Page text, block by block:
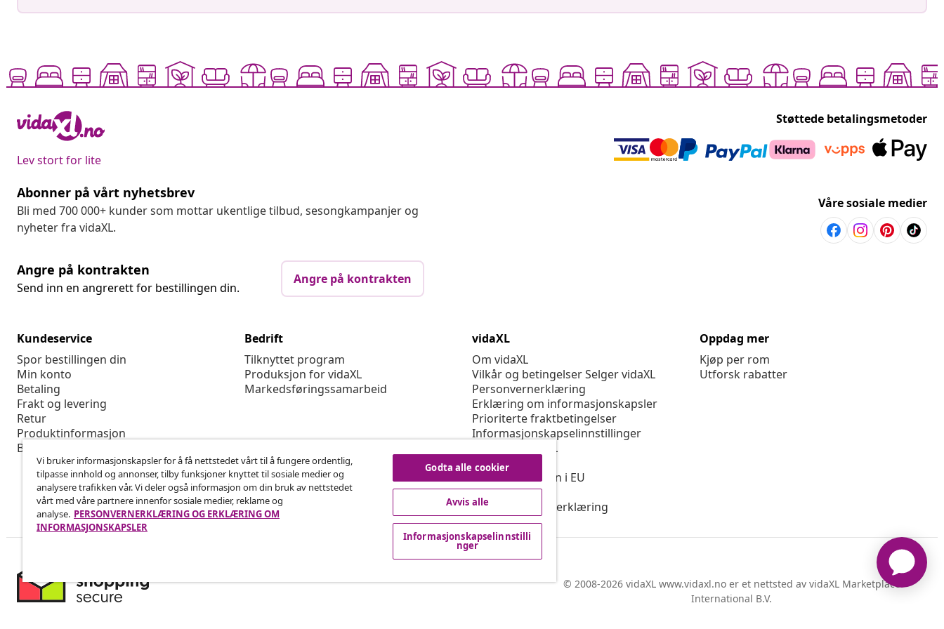
Lev stort for lite
Støttede betalingsmetoder
Abonner på vårt nyhetsbrev
Bli med 700 000+ kunder som mottar ukentlige tilbud, sesongkampanjer og
nyheter fra vidaXL.
Våre sosiale medier
Angre på kontrakten
Send inn en angrerett for bestillingen din.
Angre på kontrakten
Kundeservice
Spor bestillingen din
Min konto
Betaling
Frakt og levering
Retur
Produktinformasjon
Bestilling
Bedrift
Tilknyttet program
Produksjon for vidaXL
Markedsføringssamarbeid
vidaXL
Om vidaXL
Vilkår og betingelser Selger vidaXL
Personvernerklæring
Erklæring om informasjonskapsler
Prioriterte fraktbetingelser
Informasjonskapselinnstillinger
Jobbe for vidaXL
Sikkerhet
Ansvarlig person i EU
Politikken EPR
Tilgjengelighetserklæring
Oppdag mer
Kjøp per rom
Utforsk rabatter
© 2008-2026 vidaXL www.vidaxl.no er et nettsted av vidaXL Marketplace
International B.V.
Vi bruker informasjonskapsler for å få nettstedet vårt til å fungere ordentlig,
tilpasse innhold og annonser, tilby funksjoner knyttet til sosiale medier og
analysere trafikken vår. Vi deler også informasjon om din bruk av nettstedet
vårt med våre partnere innenfor sosiale medier, reklame og
analyse. PERSONVERNERKLÆRING OG ERKLÆRING OM
INFORMASJONSKAPSLER
Godta alle cookier
Avvis alle
Informasjonskapselinnstilli
nger